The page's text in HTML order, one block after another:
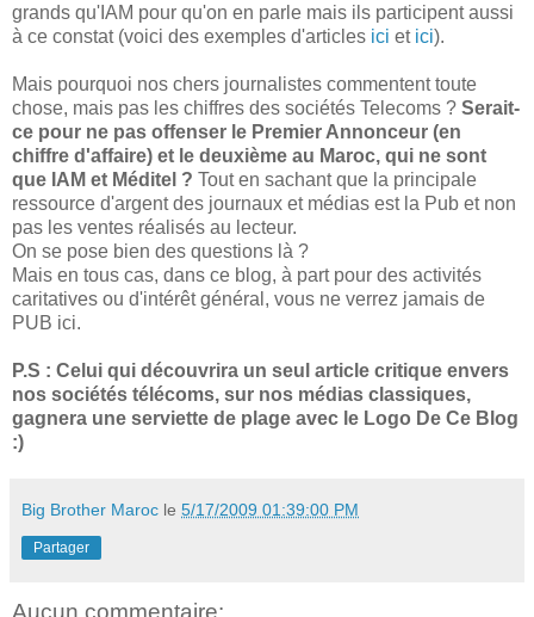
grands qu'IAM pour qu'on en parle mais ils participent aussi
à ce constat (voici des exemples d'articles ici et ici).
Mais pourquoi nos chers journalistes commentent toute
chose, mais pas les chiffres des sociétés Telecoms ? Serait-
ce pour ne pas offenser le Premier Annonceur (en
chiffre d'affaire) et le deuxième au Maroc, qui ne sont
que IAM et Méditel ? Tout en sachant que la principale
ressource d'argent des journaux et médias est la Pub et non
pas les ventes réalisés au lecteur.
On se pose bien des questions là ?
Mais en tous cas, dans ce blog, à part pour des activités
caritatives ou d'intérêt général, vous ne verrez jamais de
PUB ici.
P.S : Celui qui découvrira un seul article critique envers
nos sociétés télécoms, sur nos médias classiques,
gagnera une serviette de plage avec le Logo De Ce Blog
:)
Big Brother Maroc le 5/17/2009 01:39:00 PM
Partager
Aucun commentaire: